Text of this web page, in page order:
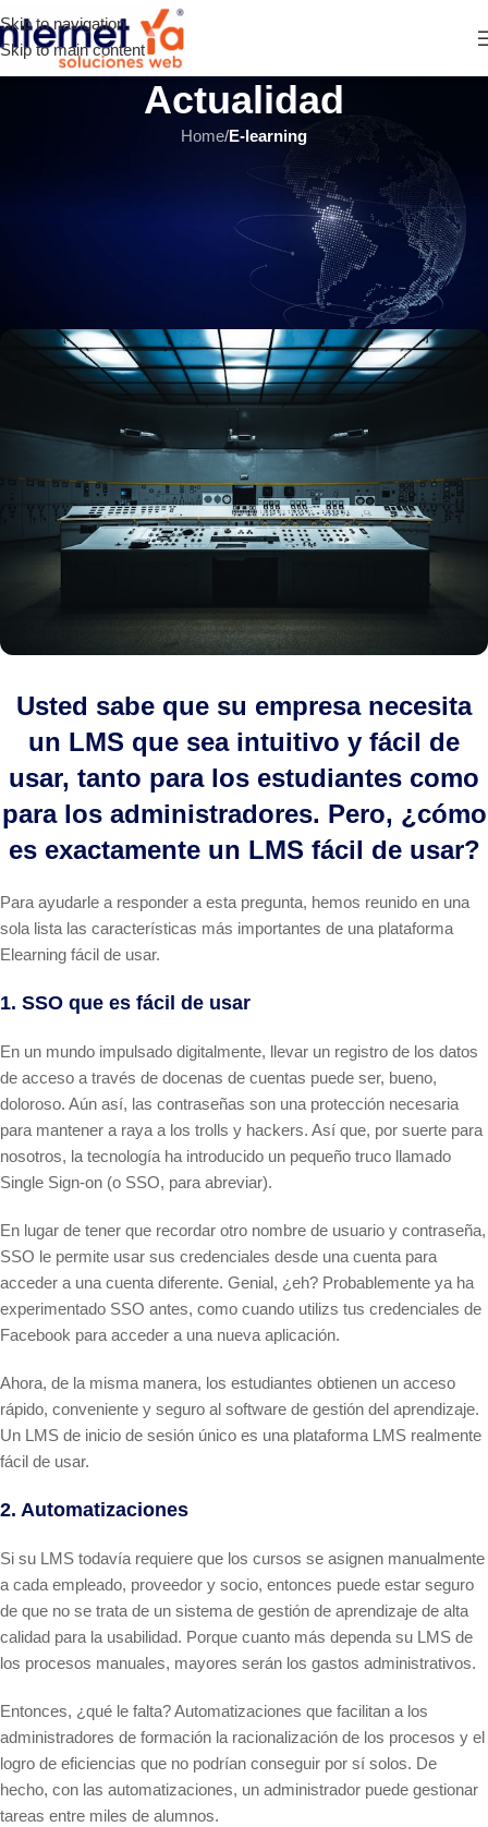
Skip to navigation
Skip to main content
Actualidad
Home/E-learning
ÚLTIMOS ARTÍCULOS
Plataforma Elearning fácil de
usar: ¿Qué significa eso en
realidad?
INTERNET YA Soluciones Web el 4 marzo, 2019
Usted sabe que su empresa necesita
un LMS que sea intuitivo y fácil de
usar, tanto para los estudiantes como
para los administradores. Pero, ¿cómo
es exactamente un LMS fácil de usar?
Para ayudarle a responder a esta pregunta, hemos reunido en una
sola lista las características más importantes de una plataforma
Elearning fácil de usar.
1. SSO que es fácil de usar
En un mundo impulsado digitalmente, llevar un registro de los datos
de acceso a través de docenas de cuentas puede ser, bueno,
doloroso. Aún así, las contraseñas son una protección necesaria
para mantener a raya a los trolls y hackers. Así que, por suerte para
nosotros, la tecnología ha introducido un pequeño truco llamado
Single Sign-on (o SSO, para abreviar).
En lugar de tener que recordar otro nombre de usuario y contraseña,
SSO le permite usar sus credenciales desde una cuenta para
acceder a una cuenta diferente. Genial, ¿eh? Probablemente ya ha
experimentado SSO antes, como cuando utilizs tus credenciales de
Facebook para acceder a una nueva aplicación.
Ahora, de la misma manera, los estudiantes obtienen un acceso
rápido, conveniente y seguro al software de gestión del aprendizaje.
Un LMS de inicio de sesión único es una plataforma LMS realmente
fácil de usar.
2. Automatizaciones
Si su LMS todavía requiere que los cursos se asignen manualmente
a cada empleado, proveedor y socio, entonces puede estar seguro
de que no se trata de un sistema de gestión de aprendizaje de alta
calidad para la usabilidad. Porque cuanto más dependa su LMS de
los procesos manuales, mayores serán los gastos administrativos.
Entonces, ¿qué le falta? Automatizaciones que facilitan a los
administradores de formación la racionalización de los procesos y el
logro de eficiencias que no podrían conseguir por sí solos. De
hecho, con las automatizaciones, un administrador puede gestionar
tareas entre miles de alumnos.